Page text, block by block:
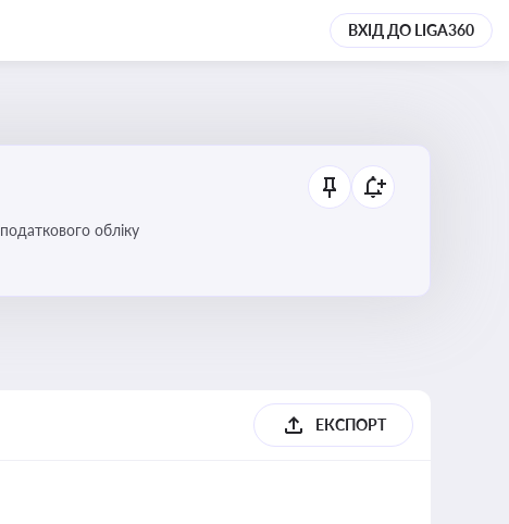
ВХІД ДО LIGA360
обліку
ЕКСПОРТ